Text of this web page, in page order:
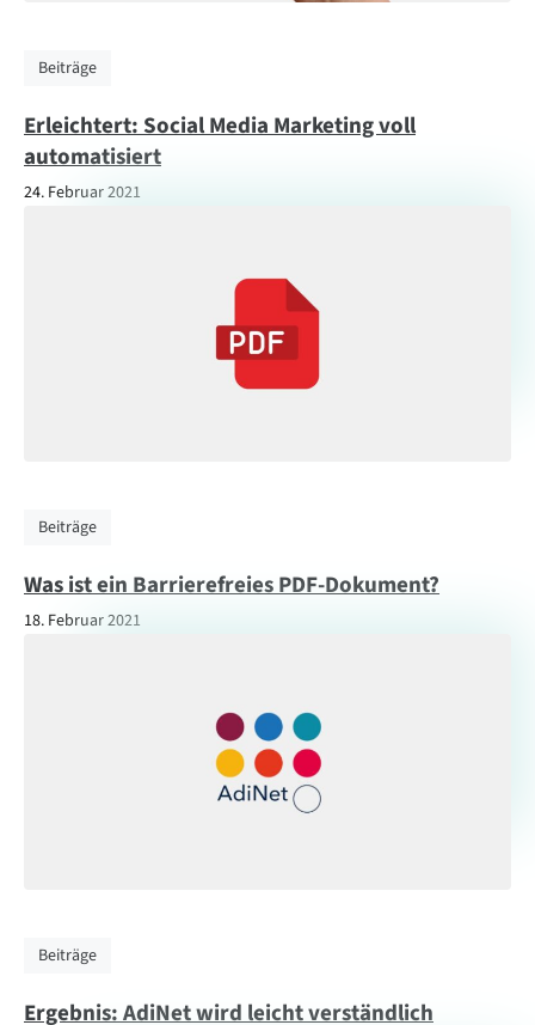
Beiträge
Erleichtert: Social Media Marketing voll
automatisiert
24. Februar 2021
Beiträge
Was ist ein Barrierefreies PDF-Dokument?
18. Februar 2021
Beiträge
Ergebnis: AdiNet wird leicht verständlich